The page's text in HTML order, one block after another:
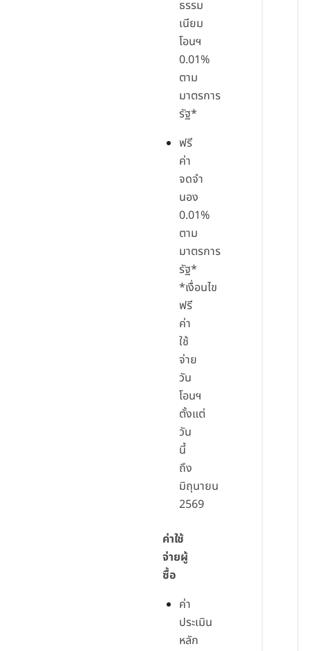
ธรรม
เนียม
โอนฯ
0.01%
ตาม
มาตรการ
รัฐ*
ฟรี
ค่า
จดจำ
นอง
0.01%
ตาม
มาตรการ
รัฐ*
*เงื่อนไข
ฟรี
ค่า
ใช้
จ่าย
วัน
โอนฯ
ตั้งแต่
วัน
นี้
ถึง
มิถุนายน
2569
ค่าใช้
จ่ายผู้
ซื้อ
ค่า
ประเมิน
หลัก